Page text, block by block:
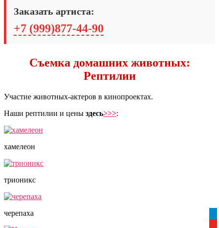
Заказать артиста:
+7 (999)877-44-90
Съемка домашних животных:
Рептилии
Участие животных-актеров в кинопроектах.
Наши рептилии и цены здесь>>>:
хамелеон
трионикс
черепаха